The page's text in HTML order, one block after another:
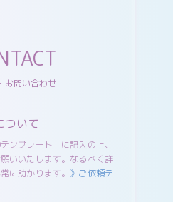
お問い合わせ
ついて
ンプレート」に記入の上、
いいたします。なるべく詳
に助かります。 》ご依頼テ